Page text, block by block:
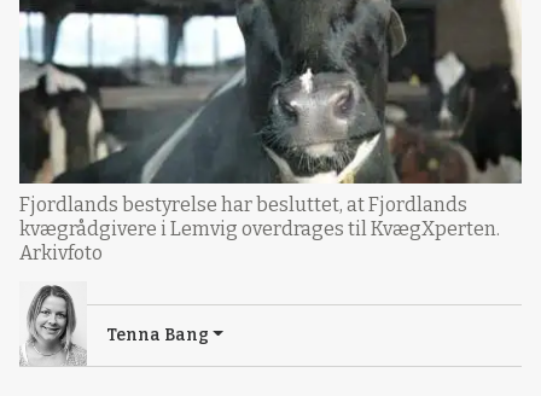
Fjordlands bestyrelse har besluttet, at Fjordlands
kvægrådgivere i Lemvig overdrages til KvægXperten.
Arkivfoto
Tenna Bang